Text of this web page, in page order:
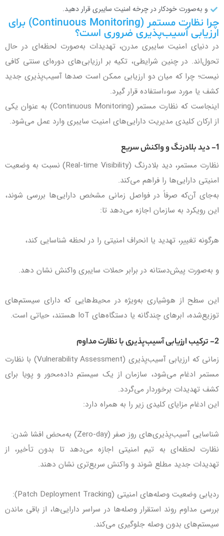
و به‌صورت خودکار در چرخه امنیت سایبری قرار دهید.
چرا نظارت مستمر (Continuous Monitoring) برای
ارزیابی آسیب‌پذیری ضروری است؟
در دنیای امنیت سایبری مدرن، تهدیدات به‌صورت لحظه‌ای در حال
تحول‌اند. در چنین شرایطی، تکیه بر ارزیابی‌های دوره‌ای سنتی کافی
نیست؛ چرا که میان دو ارزیابی ممکن است صدها آسیب‌پذیری جدید
کشف یا مورد سوءاستفاده قرار گیرد.
اینجاست که نظارت مستمر (Continuous Monitoring) به عنوان یکی
از ارکان کلیدی مدیریت دارایی‌های امنیت سایبری وارد عمل می‌شود.
1- دید بلادرنگ و واکنش سریع
نظارت مستمر، دید بلادرنگ (Real-time Visibility) نسبت به وضعیت
امنیتی دارایی‌ها را فراهم می‌کند.
به‌جای آن‌که صرفاً در فواصل زمانی مشخص دارایی‌ها بررسی شوند،
این رویکرد به سازمان اجازه می‌دهد تا:
هرگونه تغییر، تهدید یا انحراف امنیتی را در لحظه شناسایی کند،
و به‌صورت پیش‌دستانه در برابر حملات سایبری واکنش نشان دهد.
این سطح از هوشیاری به‌ویژه در محیط‌هایی که دارای سیستم‌های
توزیع‌شده، ابرهای چندگانه یا دستگاه‌های IoT هستند، حیاتی است.
2- ترکیب ارزیابی آسیب‌پذیری با نظارت مداوم
زمانی که ارزیابی آسیب‌پذیری (Vulnerability Assessment) با نظارت
مستمر ادغام می‌شود، سازمان از یک سیستم داده‌محور و پویا برای
کشف تهدیدات برخوردار می‌گردد.
این ادغام مزایای کلیدی زیر را به همراه دارد:
شناسایی آسیب‌پذیری‌های روز صفر (Zero-day) به‌محض افشا شدن:
نظارت لحظه‌ای به تیم امنیتی اجازه می‌دهد تا بدون تأخیر، از
تهدیدات جدید مطلع شوند و واکنش سریع‌تری نشان دهند.
ردیابی وضعیت وصله‌های امنیتی (Patch Deployment Tracking):
بررسی مداوم روند استقرار وصله‌ها در سراسر دارایی‌ها، از باقی ماندن
سیستم‌های بدون وصله جلوگیری می‌کند.